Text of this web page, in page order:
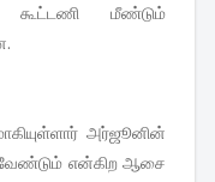
கூட்டணி மீண்டும்
அர்ஜூனின்
வேண்டும் என்கிற ஆசை